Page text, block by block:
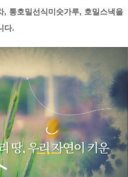
, 통호밀선식미숫가루, 호밀스낵을
다.